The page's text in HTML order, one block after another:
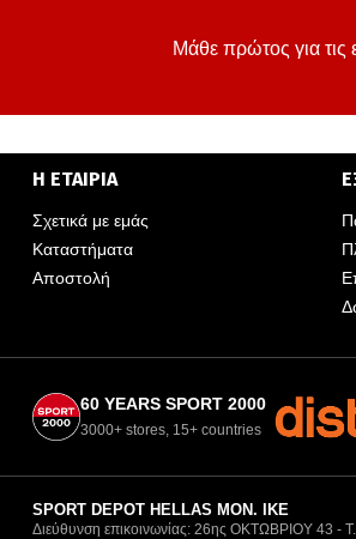
Μάθε πρώτος για τις
Η ΕΤΑΙΡΙΑ
Σχετικά με εμάς
Καταστήματα
Αποστολή
60 YEARS SPORT 2000
3000+ stores, 15+ countries
SPORT DEPOT HELLAS ΜΟΝ. ΙΚΕ
Διεύθυνση επικοινωνίας: 26ης ΟΚΤΩΒΡΙΟΥ 43 -